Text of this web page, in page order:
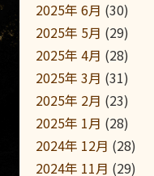
2025年 6月 (30)
2025年 5月 (29)
2025年 4月 (28)
2025年 3月 (31)
2025年 2月 (23)
2025年 1月 (28)
2024年 12月 (28)
2024年 11月 (29)